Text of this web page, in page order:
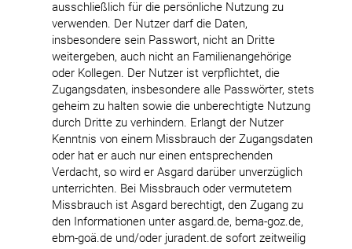
ausschließlich für die persönliche Nutzung zu
verwenden. Der Nutzer darf die Daten,
insbesondere sein Passwort, nicht an Dritte
weitergeben, auch nicht an Familienangehörige
oder Kollegen. Der Nutzer ist verpflichtet, die
Zugangsdaten, insbesondere alle Passwörter, stets
geheim zu halten sowie die unberechtigte Nutzung
durch Dritte zu verhindern. Erlangt der Nutzer
Kenntnis von einem Missbrauch der Zugangsdaten
oder hat er auch nur einen entsprechenden
Verdacht, so wird er Asgard darüber unverzüglich
unterrichten. Bei Missbrauch oder vermutetem
Missbrauch ist Asgard berechtigt, den Zugang zu
den Informationen unter asgard.de, bema-goz.de,
ebm-goä.de und/oder juradent.de sofort zeitweilig